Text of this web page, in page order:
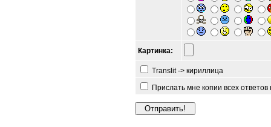
Картинка:
Translit -> кириллица
Прислать мне копии всех